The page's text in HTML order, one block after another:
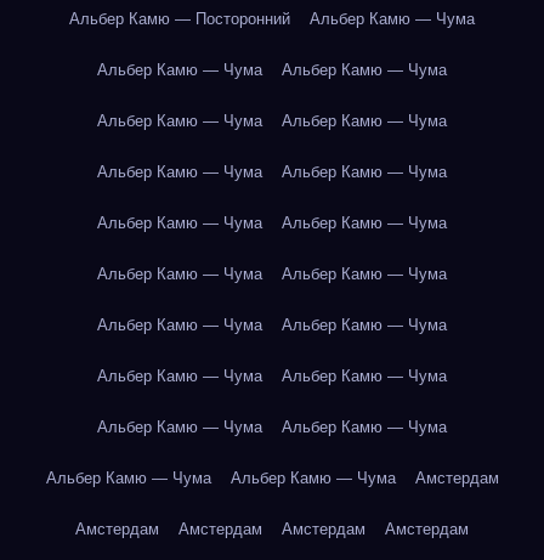
Альбер Камю — Посторонний Альбер Камю — Чума
Альбер Камю — Чума Альбер Камю — Чума
Альбер Камю — Чума Альбер Камю — Чума
Альбер Камю — Чума Альбер Камю — Чума
Альбер Камю — Чума Альбер Камю — Чума
Альбер Камю — Чума Альбер Камю — Чума
Альбер Камю — Чума Альбер Камю — Чума
Альбер Камю — Чума Альбер Камю — Чума
Альбер Камю — Чума Альбер Камю — Чума
Альбер Камю — Чума Альбер Камю — Чума Амстердам
Амстердам Амстердам Амстердам Амстердам